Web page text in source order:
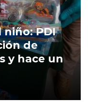
PDI
de
y hace un